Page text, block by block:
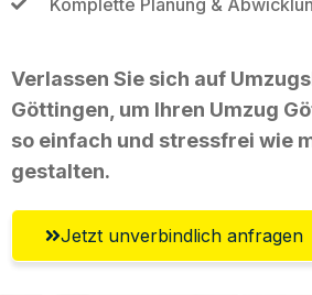
Verlassen Sie sich auf
Göttingen, um Ihren Umzug
so einfach und stressfrei wie
gestalten.
Jetzt unverbindlich anfragen